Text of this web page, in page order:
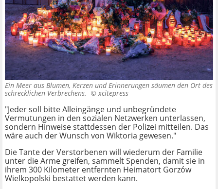
Ein Meer aus Blumen, Kerzen und Erinnerungen säumen den Ort des
schrecklichen Verbrechens. © xcitepress
"Jeder soll bitte Alleingänge und unbegründete
Vermutungen in den sozialen Netzwerken unterlassen,
sondern Hinweise stattdessen der Polizei mitteilen. Das
wäre auch der Wunsch von Wiktoria gewesen."
Die Tante der Verstorbenen will wiederum der Familie
unter die Arme greifen, sammelt Spenden, damit sie in
ihrem 300 Kilometer entfernten Heimatort Gorzów
Wielkopolski bestattet werden kann.